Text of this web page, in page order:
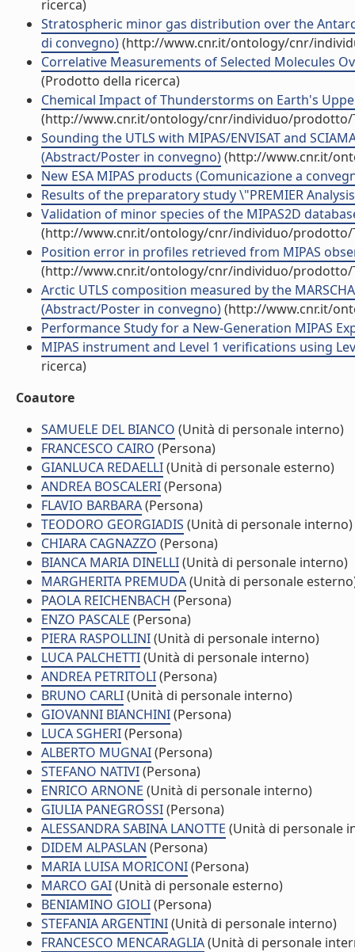
ricerca)
Stratospheric minor gas distribution over the
di convegno)(http://www.cnr.it/ontology/cnr/
Correlative Measurements of Selected Molecules
(Prodotto della ricerca)
Chemical Impact of Thunderstorms on Earth's
(http://www.cnr.it/ontology/cnr/individuo/prodotto/
Sounding the UTLS with MIPAS/ENVISAT and
(Abstract/Poster in convegno)(http://www.cnr.it/
New ESA MIPAS products (Comunicazione a
Results of the preparatory study \"PREMIER
Validation of minor species of the MIPAS2D
(http://www.cnr.it/ontology/cnr/individuo/prodotto/
Position error in profiles retrieved from MIPAS
(http://www.cnr.it/ontology/cnr/individuo/prodotto/
Arctic UTLS composition measured by the
(Abstract/Poster in convegno)(http://www.cnr.it/
Performance Study for a New-Generation MIPAS
MIPAS instrument and Level 1 verifications using
ricerca)
Coautore
SAMUELE DEL BIANCO (Unità di personale interno)
FRANCESCO CAIRO (Persona)
GIANLUCA REDAELLI(Unità di personale esterno)
ANDREA BOSCALERI(Persona)
FLAVIO BARBARA(Persona)
TEODORO GEORGIADIS (Unità di personale interno)
CHIARA CAGNAZZO (Persona)
BIANCA MARIA DINELLI(Unità di personale interno)
MARGHERITA PREMUDA(Unità di personale
PAOLA REICHENBACH (Persona)
ENZO PASCALE (Persona)
PIERA RASPOLLINI(Unità di personale interno)
LUCA PALCHETTI(Unità di personale interno)
ANDREA PETRITOLI(Persona)
BRUNO CARLI(Unità di personale interno)
GIOVANNI BIANCHINI(Persona)
LUCA SGHERI(Persona)
ALBERTO MUGNAI(Persona)
STEFANO NATIVI(Persona)
ENRICO ARNONE (Unità di personale interno)
GIULIA PANEGROSSI(Persona)
ALESSANDRA SABINA LANOTTE (Unità di personale
DIDEM ALPASLAN (Persona)
MARIA LUISA MORICONI(Persona)
MARCO GAI(Unità di personale esterno)
BENIAMINO GIOLI(Persona)
STEFANIA ARGENTINI(Unità di personale interno)
FRANCESCO MENCARAGLIA(Unità di personale